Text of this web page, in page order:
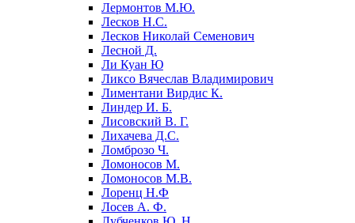
Лермонтов М.Ю.
Лесков Н.С.
Лесков Николай Семенович
Лесной Д.
Ли Куан Ю
Ликсо Вячеслав Владимирович
Лиментани Вирдис К.
Линдер И. Б.
Лисовский В. Г.
Лихачева Д.С.
Ломброзо Ч.
Ломоносов М.
Ломоносов М.В.
Лоренц Н.Ф
Лосев А. Ф.